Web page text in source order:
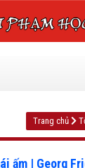
Trang chủ
ấm | Georg